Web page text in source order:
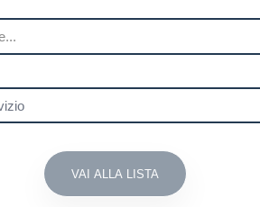
VAI ALLA LISTA